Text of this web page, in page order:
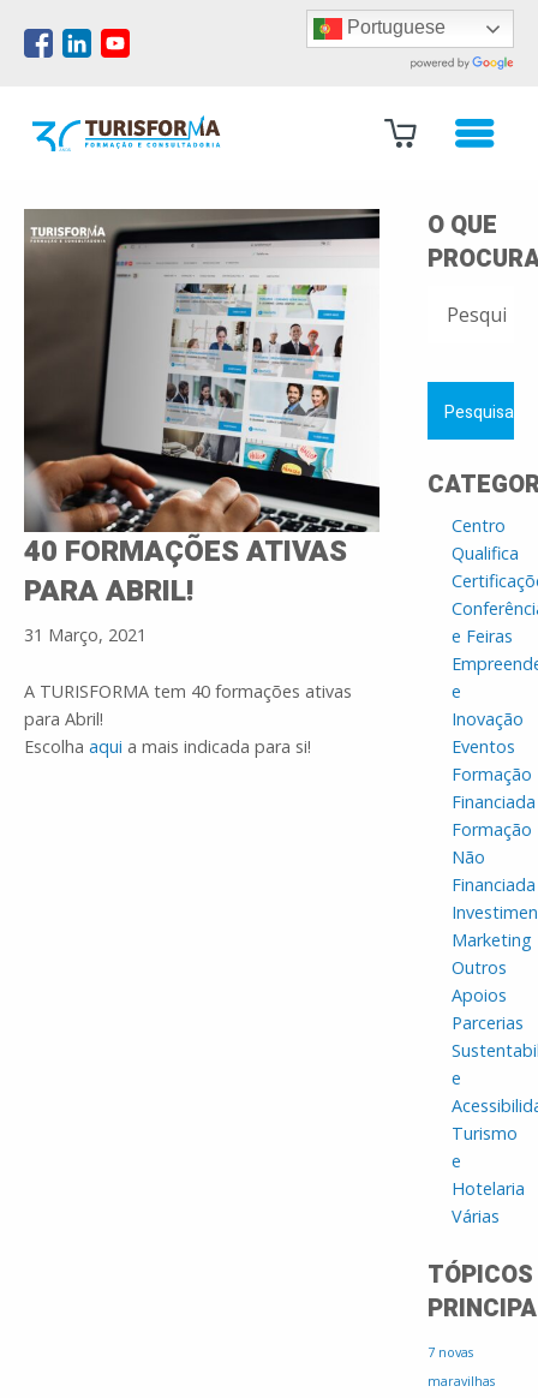
Portuguese
40 FORMAÇÕES ATIVAS
PARA ABRIL!
31 Março, 2021
A TURISFORMA tem 40 formações ativas
para Abril!
Escolha aqui a mais indicada para si!
O QUE
POR:
Centro
Qualifica
e Feiras
e
Inovação
Eventos
Formação
Financiada
Formação
Não
Financiada
Marketing
Outros
Apoios
Parcerias
e
Turismo
e
Hotelaria
Várias
TÓPICOS
7 novas
maravilhas